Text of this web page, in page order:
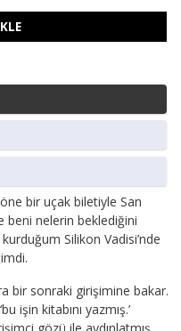
bir uçak biletiyle San
beni nelerin beklediğini
Silikon Vadisi’nde
bir sonraki girişimine bakar.
işin kitabını yazmış.’